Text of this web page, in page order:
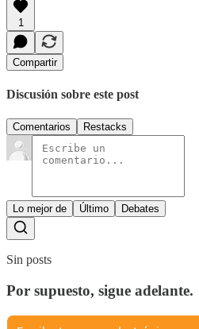
1
Compartir
Discusión sobre este post
Comentarios Restacks
Lo mejor de Último Debates
Sin posts
Por supuesto, sigue adelante.